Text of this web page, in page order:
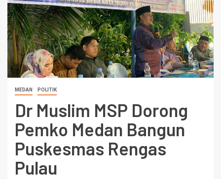
MEDAN POLITIK
Dr Muslim MSP Dorong
Pemko Medan Bangun
Puskesmas Rengas
Pulau